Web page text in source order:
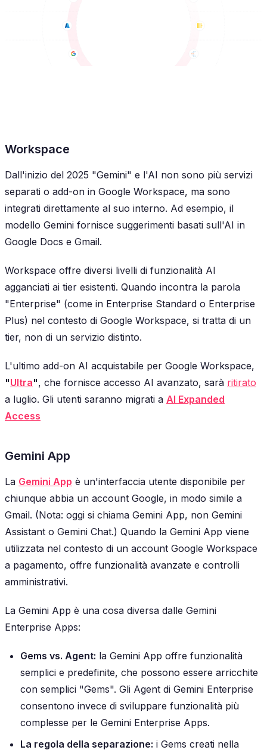
Workspace
Dall'inizio del 2025 "Gemini" e l'AI non sono più servizi
separati o add-on in Google Workspace, ma sono
integrati direttamente al suo interno. Ad esempio, il
modello Gemini fornisce suggerimenti basati sull'AI in
Google Docs e Gmail.
Workspace offre diversi livelli di funzionalità AI
agganciati ai tier esistenti. Quando incontra la parola
"Enterprise" (come in Enterprise Standard o Enterprise
Plus) nel contesto di Google Workspace, si tratta di un
tier, non di un servizio distinto.
L'ultimo add-on AI acquistabile per Google Workspace,
"Ultra", che fornisce accesso AI avanzato, sarà ritirato
a luglio. Gli utenti saranno migrati a AI Expanded
Access
Gemini App
La Gemini App è un'interfaccia utente disponibile per
chiunque abbia un account Google, in modo simile a
Gmail. (Nota: oggi si chiama Gemini App, non Gemini
Assistant o Gemini Chat.) Quando la Gemini App viene
utilizzata nel contesto di un account Google Workspace
a pagamento, offre funzionalità avanzate e controlli
amministrativi.
La Gemini App è una cosa diversa dalle Gemini
Enterprise Apps:
Gems vs. Agent: la Gemini App offre funzionalità
semplici e predefinite, che possono essere arricchite
con semplici "Gems". Gli Agent di Gemini Enterprise
consentono invece di sviluppare funzionalità più
complesse per le Gemini Enterprise Apps.
La regola della separazione: i Gems creati nella